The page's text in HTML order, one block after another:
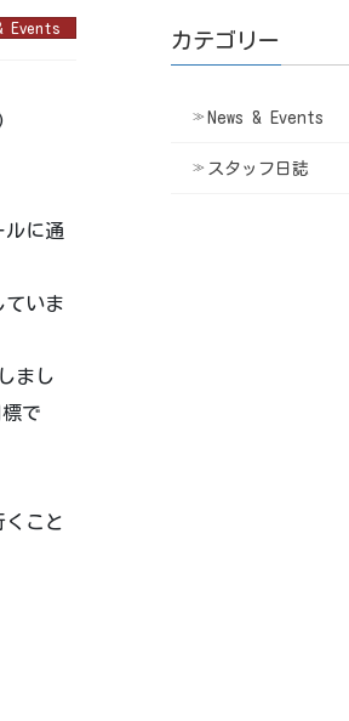
Events
ルに通
ていま
まし
で
こと
カテゴリー
News & Events
スタッフ日誌